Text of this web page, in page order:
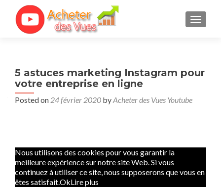
5 astuces marketing Instagram pour
votre entreprise en ligne
Posted on 24 février 2020 byAcheter des Vues Youtube
Nous utilisons des cookies pour vous garantir la
meilleure expérience sur notre site Web. Si vous
continuez à utiliser ce site, nous supposerons que vous en
êtes satisfait.OkLire plus